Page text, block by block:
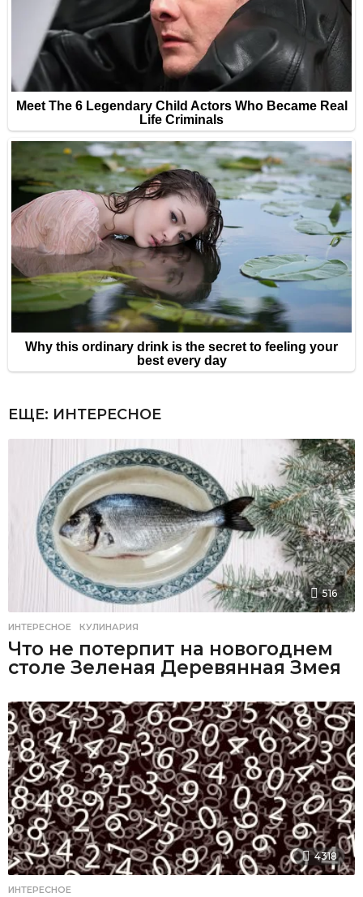
ЕЩЕ: ИНТЕРЕСНОЕ
516
ИНТЕРЕСНОЕ ,КУЛИНАРИЯ
Что не потерпит на новогоднем
столе Зеленая Деревянная Змея
4318
ИНТЕРЕСНОЕ